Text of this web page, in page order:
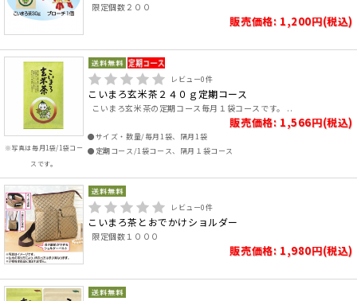
限定個数２００
販売価格: 1,200円(税込)
※写真は毎月1袋/1袋コー
スです。
レビュー0件
こいまろ玄米茶２４０ｇ定期コース
こいまろ玄米茶の定期コース毎月１袋コースです。 ..
販売価格: 1,566円(税込)
●サイズ・数量/毎月1袋、隔月1袋
●定期コース/1袋コース、隔月１袋コース
レビュー0件
こいまろ茶とおでかけショルダー
限定個数１０００
販売価格: 1,980円(税込)